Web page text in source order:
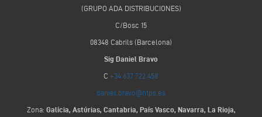
(GRUPO ADA DISTRIBUCIONES)
C/Bosc 15
08348 Cabrils (Barcelona)
Sig Daniel Bravo
C +34 637 722 458
daniel.bravo@ntps.es
Zona: Galícia, Astúrias, Cantabria, País Vasco, Navarra, La Rioja,